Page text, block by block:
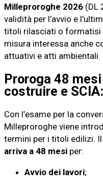
Milleproroghe 2026 (DL
validità per l’avvio e
titoli rilasciati o formatisi
misura interessa anche
attuativi e atti ambientali.
Proroga 48
costruire e
Con l’esame per la
Milleproroghe viene
termini per i titoli edilizi. Il
arriva a 48 mesi per:
Avvio dei lavori;